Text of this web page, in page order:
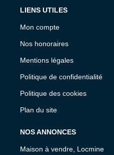
LIENS UTILES
Mon compte
Nos honoraires
Mentions légales
Politique de confidentialité
Politique des cookies
Plan du site
NOS ANNONCES
Maison à vendre, Locmine